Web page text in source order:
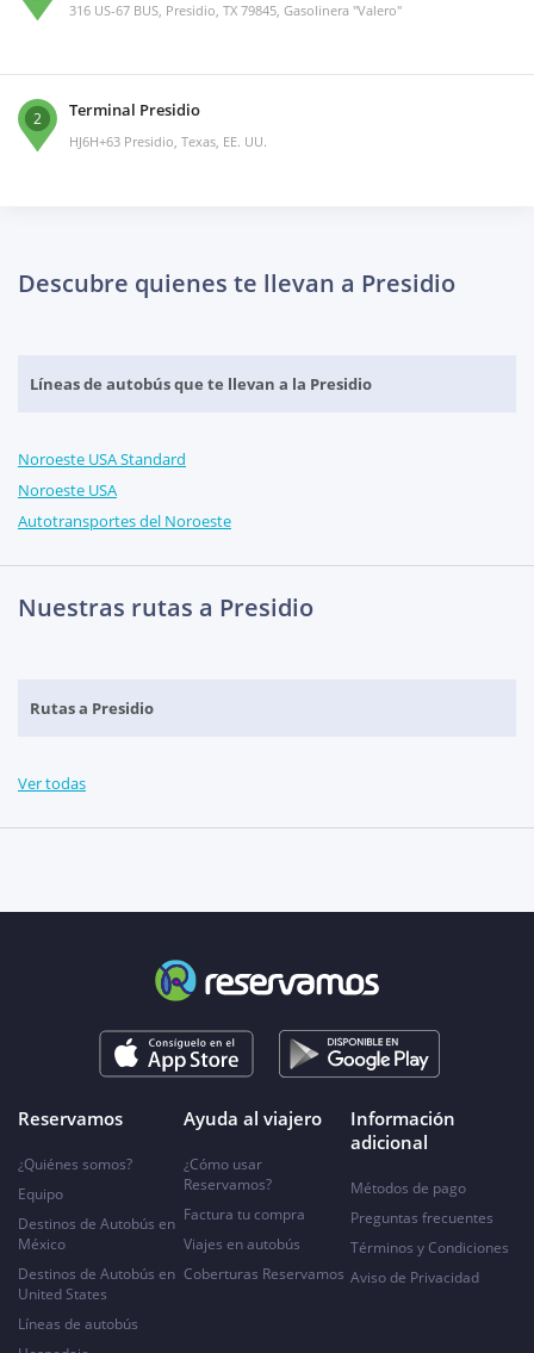
316 US-67 BUS, Presidio, TX 79845, Gasolinera "Valero"
2 Terminal Presidio
HJ6H+63 Presidio, Texas, EE. UU.
Descubre quienes te llevan a Presidio
Líneas de autobús que te llevan a la Presidio
Noroeste USA Standard
Noroeste USA
Autotransportes del Noroeste
Nuestras rutas a Presidio
Rutas a Presidio
Ver todas
Reservamos
¿Quiénes somos?
Equipo
Destinos de Autobús en
México
Destinos de Autobús en
United States
Líneas de autobús
Ayuda al viajero
¿Cómo usar
Reservamos?
Factura tu compra
Viajes en autobús
Coberturas Reservamos
Información
adicional
Métodos de pago
Preguntas frecuentes
Términos y Condiciones
Aviso de Privacidad